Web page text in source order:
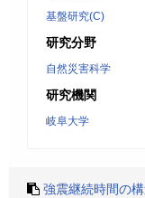
基盤研究(C)
研究分野
自然災害科学
研究機関
岐阜大学
強震継続時間の